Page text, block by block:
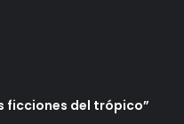
ficciones del trópico”